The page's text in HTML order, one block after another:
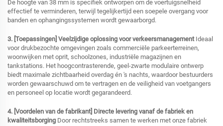
De hoogte van 38 mm is specifiek ontworpen om de voertuigsnelheid
effectief te verminderen, terwijl tegelijkertijd een soepele overgang voor
banden en ophangingssystemen wordt gewaarborgd.
3. [Toepassingen] Veelzijdige oplossing voor verkeersmanagement Ideaal
voor drukbezochte omgevingen zoals commerciële parkeerterreinen,
woonwijken met oprit, schoolzones, industriële magazijnen en
tankstations. Het hoogcontrasterende, geel-zwarte modulaire ontwerp
biedt maximale zichtbaarheid overdag én 's nachts, waardoor bestuurders
worden gewaarschuwd om te vertragen en de veiligheid van voetgangers
en personeel op locatie wordt gegarandeerd.
4. [Voordelen van de fabrikant] Directe levering vanaf de fabriek en
kwaliteitsborging Door rechtstreeks samen te werken met onze fabriek